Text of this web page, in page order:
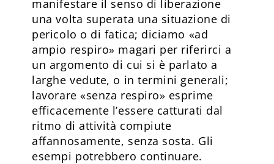
manifestare il senso di liberazione
una volta superata una situazione di
pericolo o di fatica; diciamo «ad
ampio respiro» magari per riferirci a
un argomento di cui si è parlato a
larghe vedute, o in termini generali;
lavorare «senza respiro» esprime
efficacemente l’essere catturati dal
ritmo di attività compiute
affannosamente, senza sosta. Gli
esempi potrebbero continuare.